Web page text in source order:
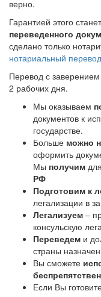
верно.
Гарантией этого
переведенного
сделано только
нотариальный перевод
Перевод с
2 рабочих дня.
Мы оказываем
документов к
государстве.
Больше можно
оформить
Мы получим
РФ
Подготовим к
легализации в
Легализуем –
консульскую
Переведем и
страны
Вы сможете
Если Вы